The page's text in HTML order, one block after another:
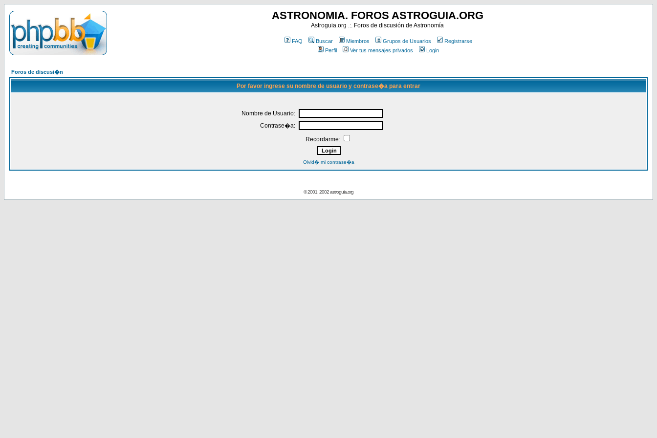
ASTRONOMIA. FOROS ASTROGUIA.ORG
Astroguia.org .:. Foros de discusión de Astronomía
FAQ Buscar Miembros Grupos de Usuarios
Registrarse
Perfil
Ver tus mensajes privados Login
Foros de discusi�n
Por favor ingrese su nombre de usuario y contrase�a para entrar
Nombre de Usuario:
Contrase�a:
Recordarme:
Olvid� mi contrase�a
© 2001, 2002 astroguia.org